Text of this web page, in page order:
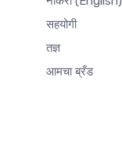
सहयोगी
तज्ञ
आमचा ब्रँड